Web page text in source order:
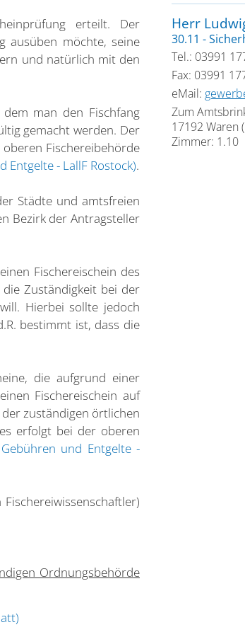
erteilt. Der
ausüben möchte, seine
und natürlich mit den
man den Fischfang
gemacht werden. Der
Fischereibehörde
Entgelte - LallF Rostock).
Städte und amtsfreien
Bezirk der Antragsteller
Fischereischein des
Zuständigkeit bei der
Hierbei sollte jedoch
bestimmt ist, dass die
die aufgrund einer
Fischereischein auf
zuständigen örtlichen
erfolgt bei der oberen
und Entgelte -
Ordnungsbehörde
Herr
30.11 -
Tel.: 03991
Fax: 03991
eMail:
Zum
17192 Waren
Zimmer: 1.10